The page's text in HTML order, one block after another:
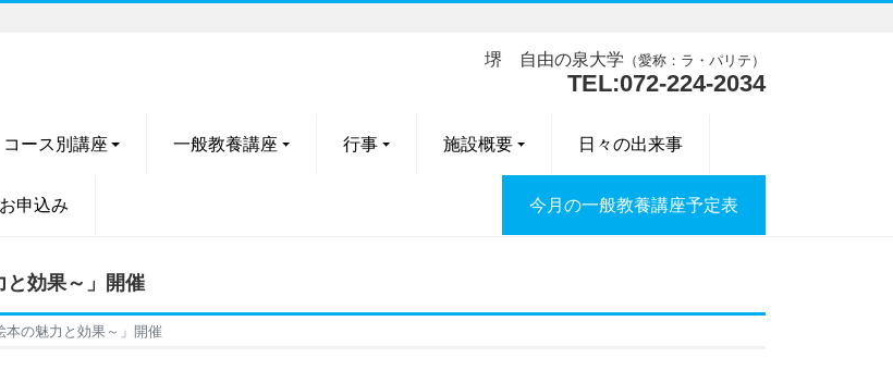
堺 自由の泉大学 （愛称：ラ・パリテ）
TEL:072-224-2034
コース別講座 一般教養講座 行事 施設概要 日々の出来事
申込み 今月の一般教養講座予定表
と効果～」開催
本の魅力と効果～」開催